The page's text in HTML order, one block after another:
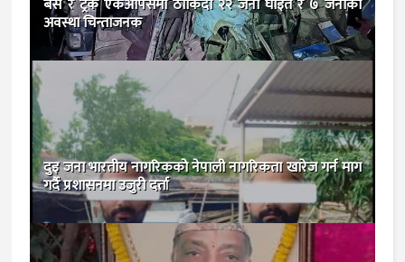
बस र ट्रक एकआपसमा ठोकिँदा २२ जना घाइते र ७ जनाकाे
अवस्था चिन्ताजनक
दुइ जना भारतीय नागरिकको नेपाली नागरिकता खारेज गर्न माग
गर्दै प्रशासनमा उजुरी दर्ता